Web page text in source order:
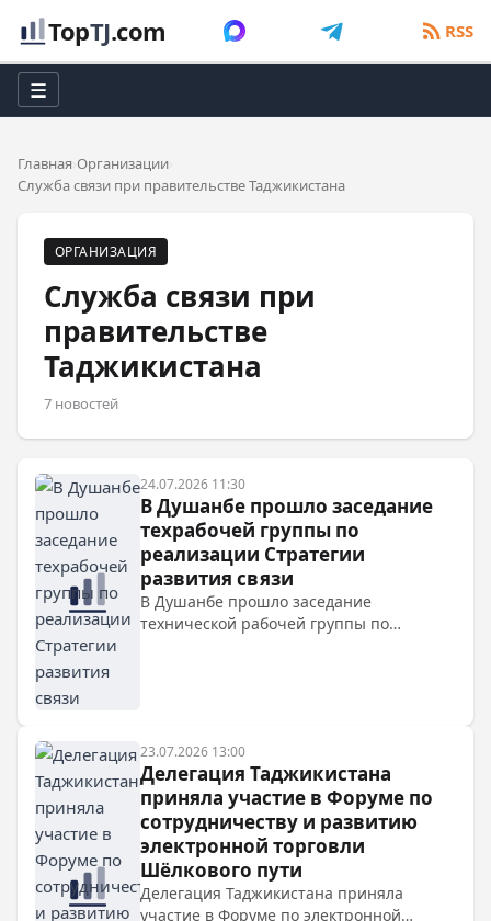
TopTJ.com RSS
☰
Главная Организации
Служба связи при правительстве Таджикистана
ОРГАНИЗАЦИЯ
Служба связи при
правительстве
Таджикистана
7 новостей
24.07.2026 11:30
В Душанбе прошло заседание
техрабочей группы по
реализации Стратегии
развития связи
В Душанбе прошло заседание
технической рабочей группы по
23.07.2026 13:00
Делегация Таджикистана
приняла участие в Форуме по
сотрудничеству и развитию
электронной торговли
Шёлкового пути
Делегация Таджикистана приняла
участие в Форуме по электронной